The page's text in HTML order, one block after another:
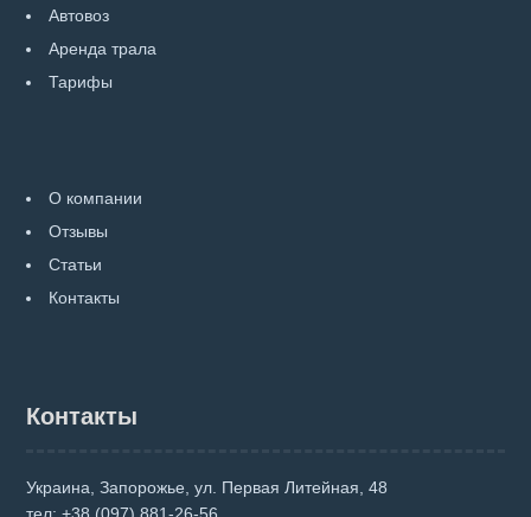
Автовоз
Аренда трала
Тарифы
О компании
Отзывы
Статьи
Контакты
Контакты
Украина, Запорожье, ул. Первая Литейная, 48
тел:+38 (097) 881-26-56